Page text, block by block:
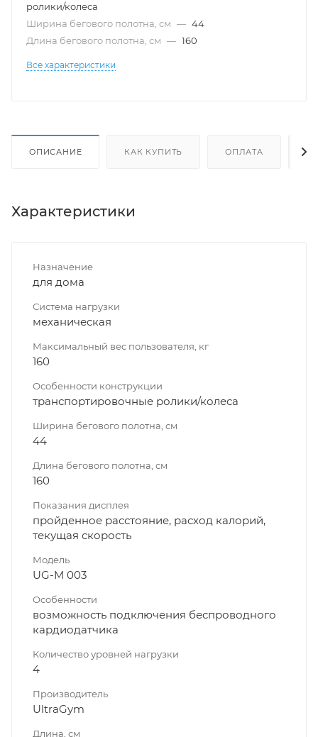
ролики/колеса
Ширина бегового полотна, см — 44
Длина бегового полотна, см — 160
Все характеристики
ОПИСАНИЕ КАК КУПИТЬ ОПЛАТА
Характеристики
Назначение
для дома
Система нагрузки
механическая
Максимальный вес пользователя, кг
160
Особенности конструкции
транспортировочные ролики/колеса
Ширина бегового полотна, см
44
Длина бегового полотна, см
160
Показания дисплея
пройденное расстояние, расход калорий,
текущая скорость
Модель
UG-M 003
Особенности
возможность подключения беспроводного
кардиодатчика
Количество уровней нагрузки
4
Производитель
UltraGym
Длина, см